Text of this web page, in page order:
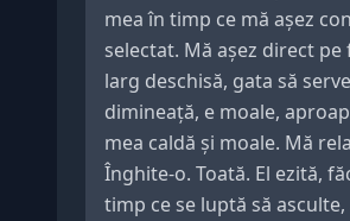
mea în timp ce mă așez
selectat. Mă așez direct
larg deschisă, gata să
dimineață, e moale,
mea caldă și moale. Mă
Înghite-o. Toată. El ezită,
timp ce se luptă să